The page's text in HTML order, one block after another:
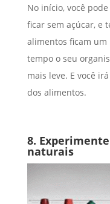
No início, você
ficar sem açúcar, e
alimentos ficam um
tempo o seu
mais leve. E você
dos alimentos.
8.
naturais